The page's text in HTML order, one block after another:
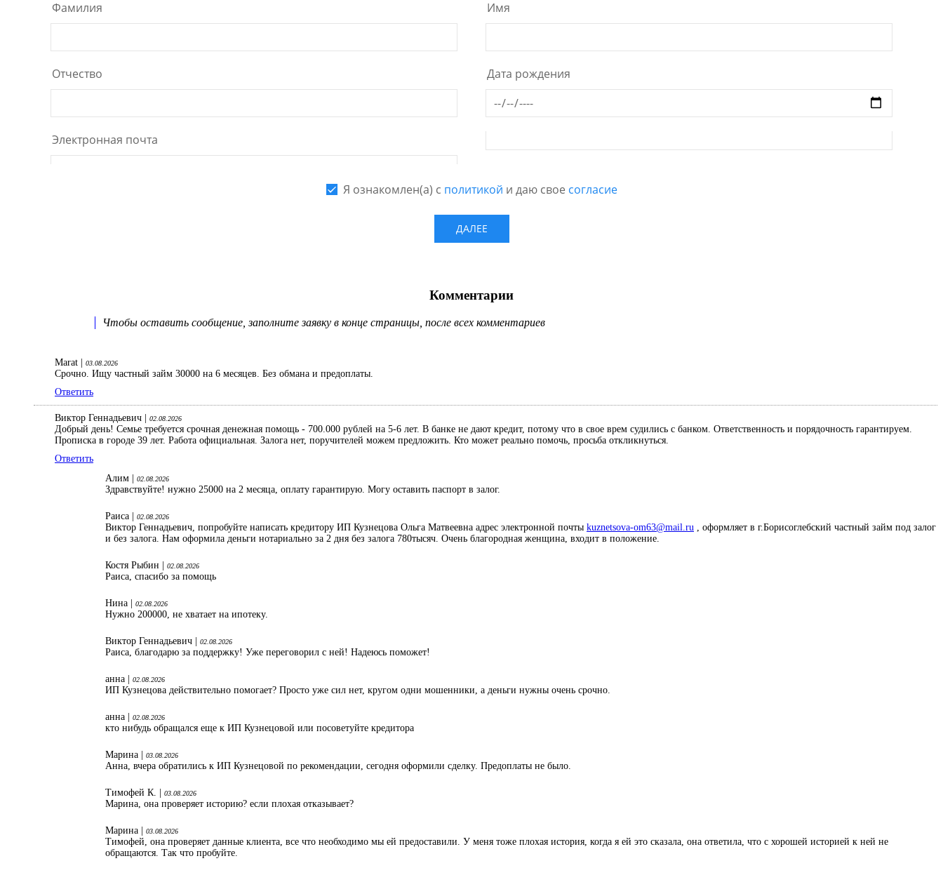
Комментарии
Чтобы оставить сообщение, заполните заявку в конце страницы, после всех комментариев
Marat | 03.08.2026
Срочно. Ищу частный займ 30000 на 6 месяцев. Без обмана и предоплаты.
Ответить
Виктор Геннадьевич | 02.08.2026
Добрый день! Семье требуется срочная денежная помощь - 700.000 рублей на 5-6 лет. В банке не дают кредит, потому что в свое врем судились с банком. Ответственность и порядочность гарантируем.
Прописка в городе 39 лет. Работа официальная. Залога нет, поручителей можем предложить. Кто может реально помочь, просьба откликнуться.
Ответить
Алим |
02.08.2026
Здравствуйте! нужно 25000 на 2 месяца, оплату гарантирую. Могу оставить паспорт в залог.
Раиса | 02.08.2026
Виктор Геннадьевич, попробуйте написать кредитору ИП Кузнецова Ольга Матвеевна адрес электронной почты kuznetsova-om63@mail.ru , оформляет в г.Борисоглебский частный займ под залог
и без залога. Нам оформила деньги нотариально за 2 дня без залога 780тысяч. Очень благородная женщина, входит в положение.
Костя Рыбин | 02.08.2026
Раиса, спасибо за помощь
Нина | 02.08.2026
Нужно 200000, не хватает на ипотеку.
Виктор Геннадьевич | 02.08.2026
Раиса, благодарю за поддержку! Уже переговорил с ней! Надеюсь поможет!
анна | 02.08.2026
ИП Кузнецова действительно помогает? Просто уже сил нет, кругом одни мошенники, а деньги нужны очень срочно.
анна | 02.08.2026
кто нибудь обращался еще к ИП Кузнецовой или посоветуйте кредитора
Марина | 03.08.2026
Анна, вчера обратились к ИП Кузнецовой по рекомендации, сегодня оформили сделку. Предоплаты не было.
Тимофей К. | 03.08.2026
Марина, она проверяет историю? если плохая отказывает?
Марина | 03.08.2026
Тимофей, она проверяет данные клиента, все что необходимо мы ей предоставили. У меня тоже плохая история, когда я ей это сказала, она ответила, что с хорошей историей к ней не
обращаются. Так что пробуйте.